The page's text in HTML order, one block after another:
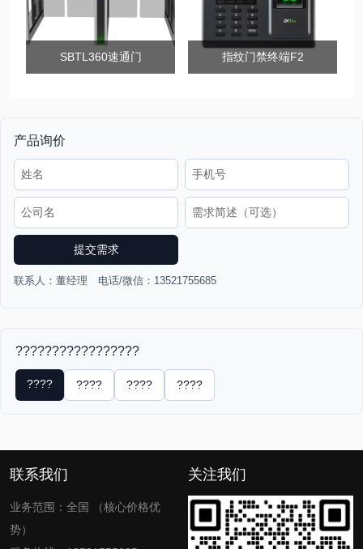
SBTL360速通门 指纹门禁终端F2
产品询价
提交需求
联系人：董经理 电话/微信：13521755685
?????????????????
???? ???? ???? ????
联系我们
业务范围：全国 （核心价格优
势）
关注我们